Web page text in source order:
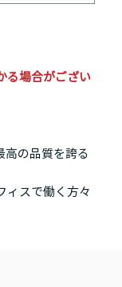
る場合がござい
高の品質を誇る
ィスで働く方々